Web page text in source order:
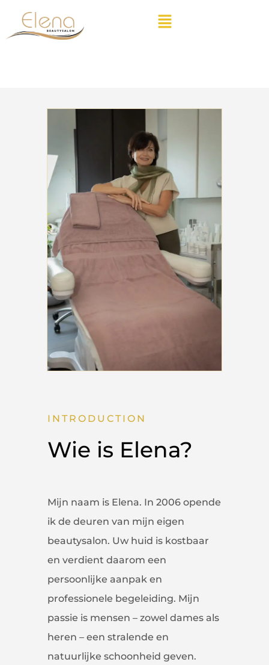
INTRODUCTION
Wie is Elena?
Mijn naam is Elena. In 2006 opende
ik de deuren van mijn eigen
beautysalon. Uw huid is kostbaar
en verdient daarom een
persoonlijke aanpak en
professionele begeleiding. Mijn
passie is mensen – zowel dames als
heren – een stralende en
natuurlijke schoonheid geven.